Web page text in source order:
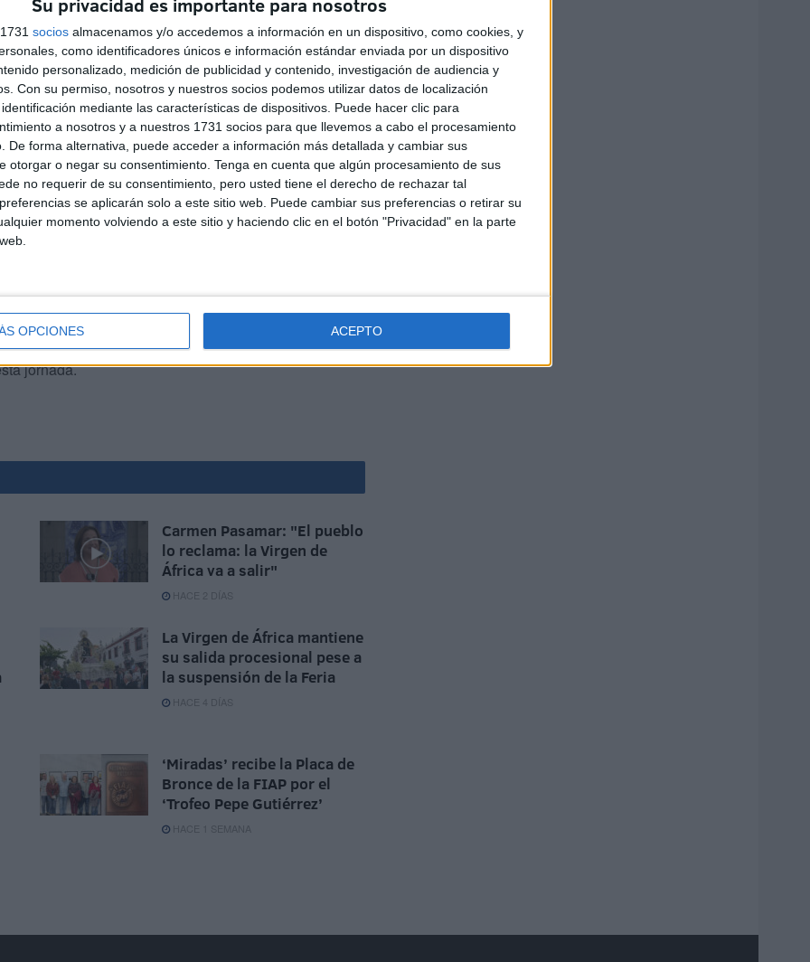
socios almacenamos y/o accedemos a información en un dispositivo, como cookies, y
como identificadores únicos e información estándar enviada por un dispositivo
personalizado, medición de publicidad y contenido, investigación de audiencia y
Con su permiso, nosotros y nuestros socios podemos utilizar datos de localización
mediante las características de dispositivos. Puede hacer clic para
a nosotros y a nuestros 1731 socios para que llevemos a cabo el procesamiento
De forma alternativa, puede acceder a información más detallada y cambiar sus
otorgar o negar su consentimiento. Tenga en cuenta que algún procesamiento de sus
no requerir de su consentimiento, pero usted tiene el derecho de rechazar tal
se aplicarán solo a este sitio web. Puede cambiar sus preferencias o retirar su
momento volviendo a este sitio y haciendo clic en el botón "Privacidad" en la parte
OPCIONES ACEPTO
trabajamosen la sociedad caballaque ofrece el
una referencia con el paso de los años, siempre fiel a
en nuestra edición impresa deeste domingo 10
guardado que viene a testimoniar lo importante que
su familia:un bautizo muy emotivo.
que simbolizan lo bonito y emotivo de este día
jornada.
Carmen Pasamar: "El pueblo
lo reclama: la Virgen de
África va a salir"
HACE 2 DÍAS
La Virgen de África mantiene
su salida procesional pese a
la suspensión de la Feria
HACE 4 DÍAS
‘Miradas’ recibe la Placa de
Bronce de la FIAP por el
‘Trofeo Pepe Gutiérrez’
HACE 1 SEMANA